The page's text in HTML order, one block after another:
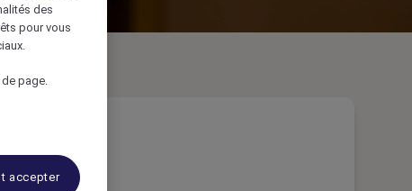
des
pour vous
page.
accepter